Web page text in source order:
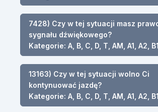
7428) Czy w tej sytuacji masz
sygnału dźwiękowego?
Kategorie: A, B, C, D, T, AM, A1, A2,
13163) Czy w tej sytuacji wolno Ci
kontynuować jazdę?
Kategorie: A, B, C, D, T, AM, A1, A2,